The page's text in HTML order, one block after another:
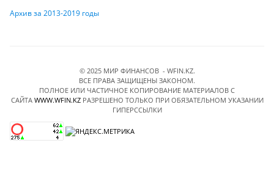
Архив за 2013-2019 годы
© 2025 МИР ФИНАНСОВ - WFIN.KZ.
ВСЕ ПРАВА ЗАЩИЩЕНЫ ЗАКОНОМ.
ПОЛНОЕ ИЛИ ЧАСТИЧНОЕ КОПИРОВАНИЕ МАТЕРИАЛОВ C
САЙТА WWW.WFIN.KZРАЗРЕШЕНО ТОЛЬКО ПРИ ОБЯЗАТЕЛЬНОМ УКАЗАНИИ
ГИПЕРССЫЛКИ